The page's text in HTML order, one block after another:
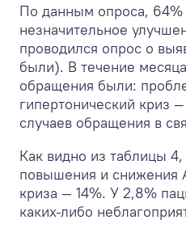
По данным опроса, 64%
незначительное
проводился опрос о
были). В течение
обращения были:
гипертонический криз
случаев обращения в
Как видно из таблицы
повышения и снижения
криза — 14%. У 2,8%
каких-либо